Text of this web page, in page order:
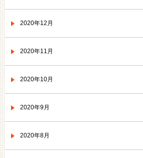
2020年12月
2020年11月
2020年10月
2020年9月
2020年8月